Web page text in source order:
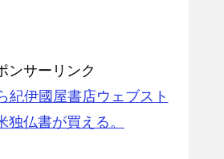
ンサーリンク
紀伊國屋書店ウェブスト
独仏書が買える。